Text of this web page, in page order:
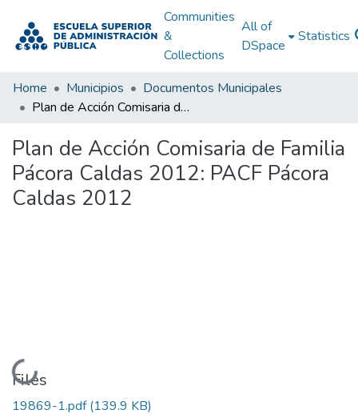
Communities
&
Collections
All of
DSpace
Statistics
Home Municipios
Documentos Municipales
Plan de Acción Comisaria de Familia Pácora Caldas 2012: PACF Pácora Caldas 2012
Plan de Acción Comisaria de Familia
Pácora Caldas 2012: PACF Pácora
Caldas 2012
Loading...
Files
19869-1.pdf(139.9 KB)